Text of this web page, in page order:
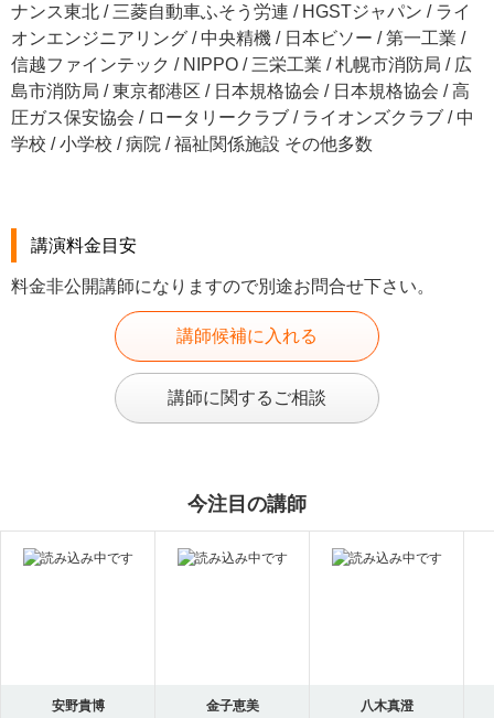
ナンス東北 / 三菱自動車ふそう労連 / HGSTジャパン / ライ
オンエンジニアリング / 中央精機 / 日本ビソー / 第一工業 /
信越ファインテック / NIPPO / 三栄工業 / 札幌市消防局 / 広
島市消防局 / 東京都港区 / 日本規格協会 / 日本規格協会 / 高
圧ガス保安協会 / ロータリークラブ / ライオンズクラブ / 中
学校 / 小学校 / 病院 / 福祉関係施設 その他多数
講演料金目安
料金非公開講師になりますので別途お問合せ下さい。
講師候補に入れる
講師に関するご相談
今注目の講師
安野貴博 金子恵美 八木真澄